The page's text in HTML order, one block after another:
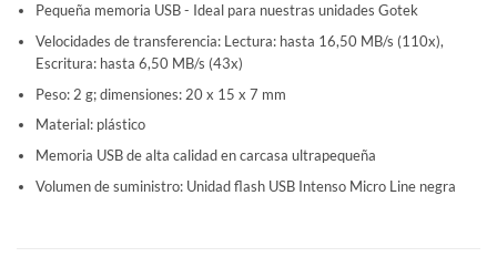
Pequeña memoria USB - Ideal para nuestras unidades Gotek
Velocidades de transferencia: Lectura: hasta 16,50 MB/s (110x),
Escritura: hasta 6,50 MB/s (43x)
Peso: 2 g; dimensiones: 20 x 15 x 7 mm
Material: plástico
Memoria USB de alta calidad en carcasa ultrapequeña
Volumen de suministro: Unidad flash USB Intenso Micro Line negra